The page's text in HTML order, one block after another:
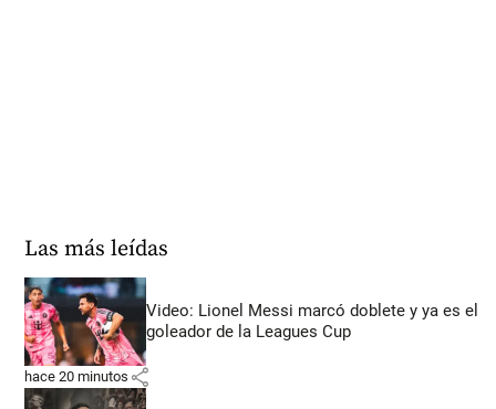
Las más leídas
Video: Lionel Messi marcó doblete y ya es el
goleador de la Leagues Cup
hace 20 minutos share